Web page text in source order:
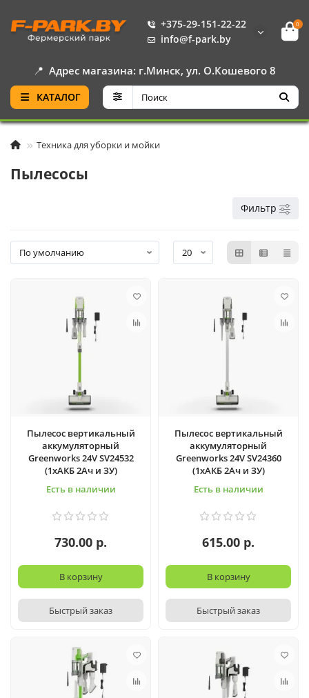
+375-29-151-22-22
info@f-park.by
0
📍 Адрес магазина: г.Минск, ул. О.Кошевого 8
КАТАЛОГ
Техника для уборки и мойки
Пылесосы
Фильтр
Пылесос вертикальный
аккумуляторный
Greenworks 24V SV24532
(1хАКБ 2Ач и ЗУ)
Есть в наличии
730.00 р.
В корзину
Быстрый заказ
Пылесос вертикальный
аккумуляторный
Greenworks 24V SV24360
(1хАКБ 2Ач и ЗУ)
Есть в наличии
615.00 р.
В корзину
Быстрый заказ